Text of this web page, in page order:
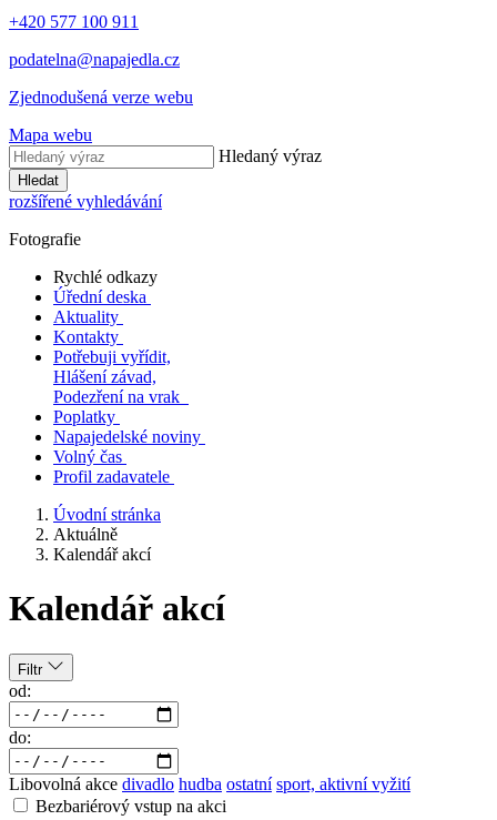
+420 577 100 911
podatelna@napajedla.cz
Zjednodušená verze webu
Mapa webu
Hledaný výraz
Hledat
rozšířené vyhledávání
Fotografie
Rychlé odkazy
Úřední deska
Aktuality
Kontakty
Potřebuji vyřídit,
Hlášení závad,
Podezření na vrak
Poplatky
Napajedelské noviny
Volný čas
Profil zadavatele
Úvodní stránka
Aktuálně
Kalendář akcí
Kalendář akcí
Filtr
od:
do:
Libovolná akce divadlo hudba ostatní sport, aktivní vyžití
Bezbariérový vstup na akci